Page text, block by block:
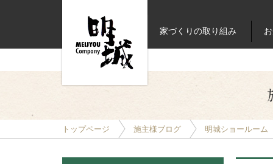
家づくりの取り組み
トップページ 施主様ブログ 明城ショールーム